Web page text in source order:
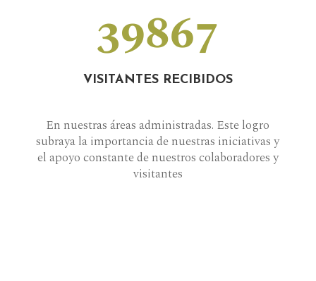
39867
VISITANTES RECIBIDOS
En nuestras áreas administradas. Este logro
subraya la importancia de nuestras iniciativas y
el apoyo constante de nuestros colaboradores y
visitantes